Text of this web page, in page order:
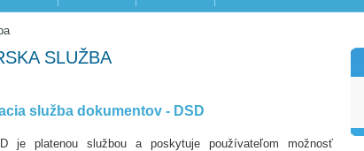
SLUŽBA
služba dokumentov - DSD
je platenou službou a poskytuje používateľom možnosť